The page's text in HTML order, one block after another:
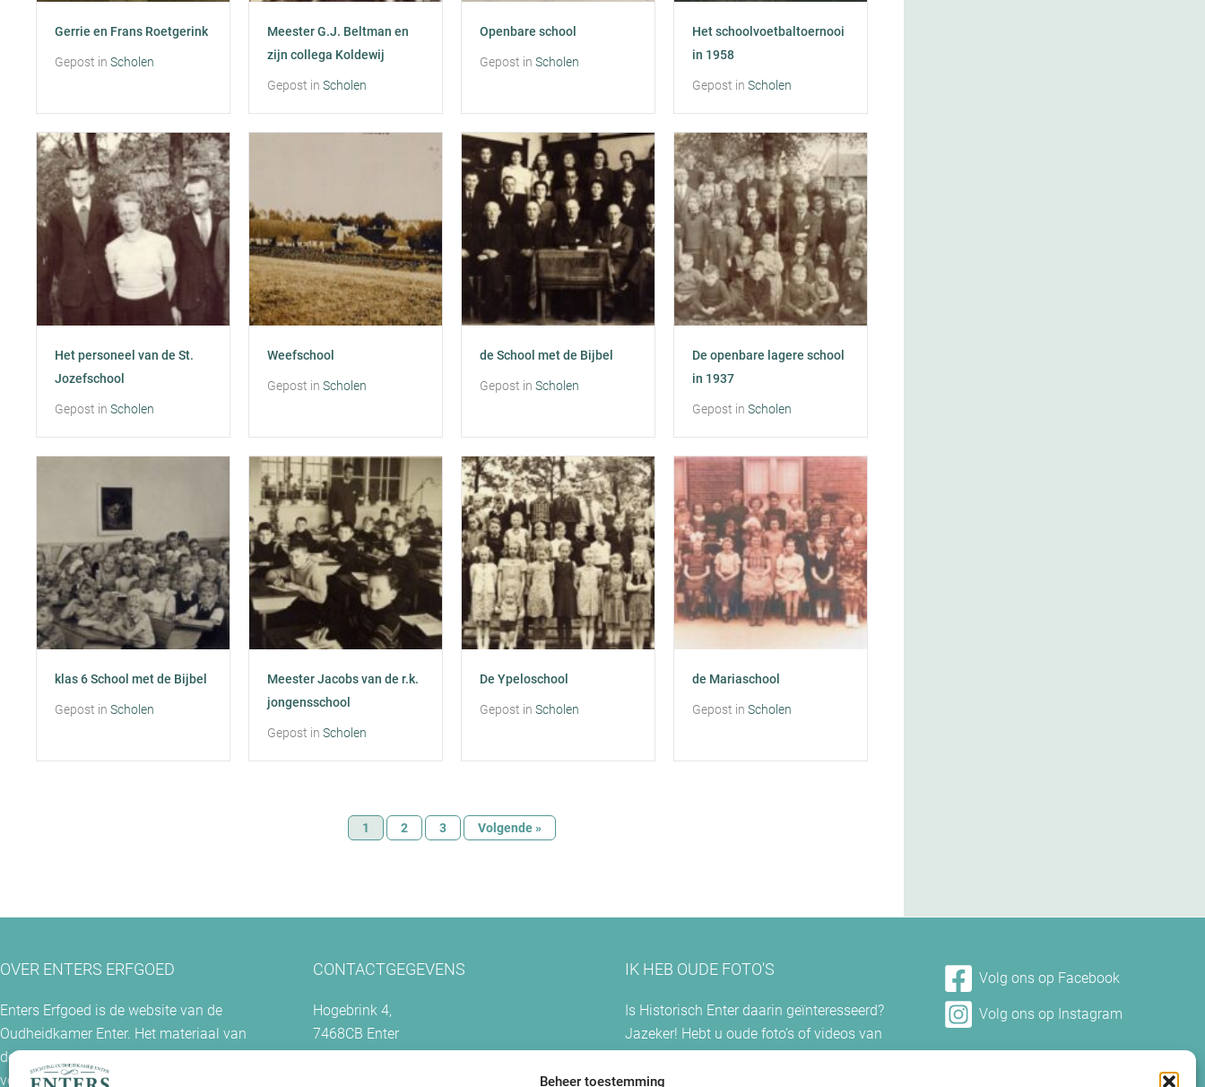
Beheer toestemming
Gerrie en Frans Roetgerink
Gepost in Scholen
Meester G.J. Beltman en
zijn collega Koldewij
Gepost in Scholen
Openbare school
Gepost in Scholen
Het schoolvoetbaltoernooi
in 1958
Gepost in Scholen
Het personeel van de St.
Jozefschool
Gepost in Scholen
Weefschool
Gepost in Scholen
de School met de Bijbel
Gepost in Scholen
De openbare lagere school
in 1937
Gepost in Scholen
klas 6 School met de Bijbel
Gepost in Scholen
Meester Jacobs van de r.k.
jongensschool
Gepost in Scholen
De Ypeloschool
Gepost in Scholen
de Mariaschool
Gepost in Scholen
1 2 3 Volgende »
OVER ENTERS ERFGOED
Enters Erfgoed is de website van de
Oudheidkamer Enter. Het materiaal van
deze site mag slechts worden gebruikt
voor welke doeleinden dan ook met
CONTACTGEGEVENS
Hogebrink 4,
7468CB Enter
IK HEB OUDE FOTO'S
Is Historisch Enter daarin geïnteresseerd?
Jazeker! Hebt u oude foto’s of videos van
opnemen.
Volg ons op Facebook
Volg ons op Instagram